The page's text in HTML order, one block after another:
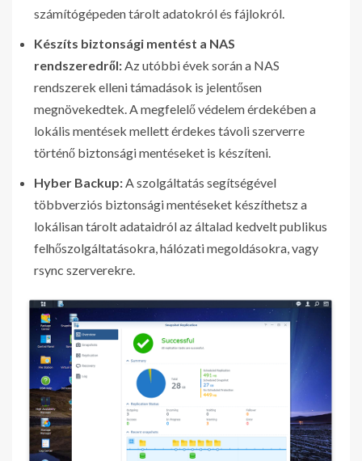
számítógépeden tárolt adatokról és fájlokról.
Készíts biztonsági mentést a NAS
rendszeredről: Az utóbbi évek során a NAS
rendszerek elleni támadások is jelentősen
megnövekedtek. A megfelelő védelem érdekében a
lokális mentések mellett érdekes távoli szerverre
történő biztonsági mentéseket is készíteni.
Hyber Backup: A szolgáltatás segítségével
többverziós biztonsági mentéseket készíthetsz a
lokálisan tárolt adataidról az általad kedvelt publikus
felhőszolgáltatásokra, hálózati megoldásokra, vagy
rsync szerverekre.